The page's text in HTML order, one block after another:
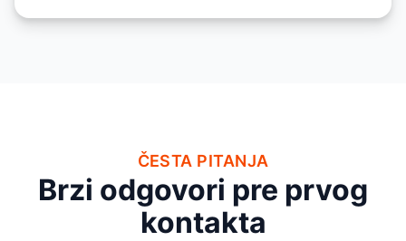
ČESTA PITANJA
Brzi odgovori pre prvog
kontakta